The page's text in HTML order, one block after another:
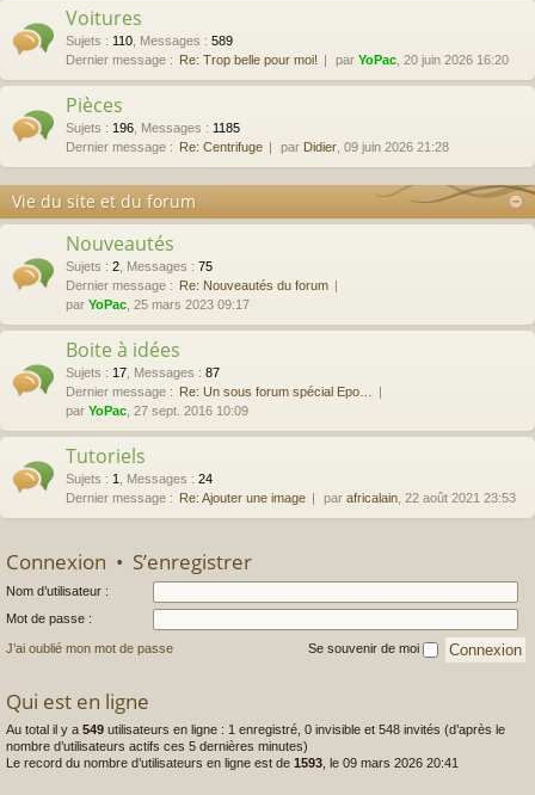
Voitures
Sujets : 110 Messages : 589
Dernier message : Re: Trop belle pour moi! par YoPac , 20 juin 2026 16:20
Pièces
Sujets : 196 Messages : 1185
Dernier message : Re: Centrifuge par Didier , 09 juin 2026 21:28
Vie du site et du forum
Nouveautés
Sujets : 2 Messages : 75
Dernier message : Re: Nouveautés du forum
par YoPac , 25 mars 2023 09:17
Boite à idées
Sujets : 17 Messages : 87
Dernier message : Re: Un sous forum spécial Epo…
par YoPac , 27 sept. 2016 10:09
Tutoriels
Sujets : 1 Messages : 24
Dernier message : Re: Ajouter une image par africalain , 22 août 2021 23:53
Connexion • S’enregistrer
Nom d’utilisateur :
Mot de passe :
J’ai oublié mon mot de passe Se souvenir de moi
Qui est en ligne
Au total il y a 549 utilisateurs en ligne : 1 enregistré, 0 invisible et 548 invités (d’après le
nombre d’utilisateurs actifs ces 5 dernières minutes)
Le record du nombre d’utilisateurs en ligne est de 1593 , le 09 mars 2026 20:41